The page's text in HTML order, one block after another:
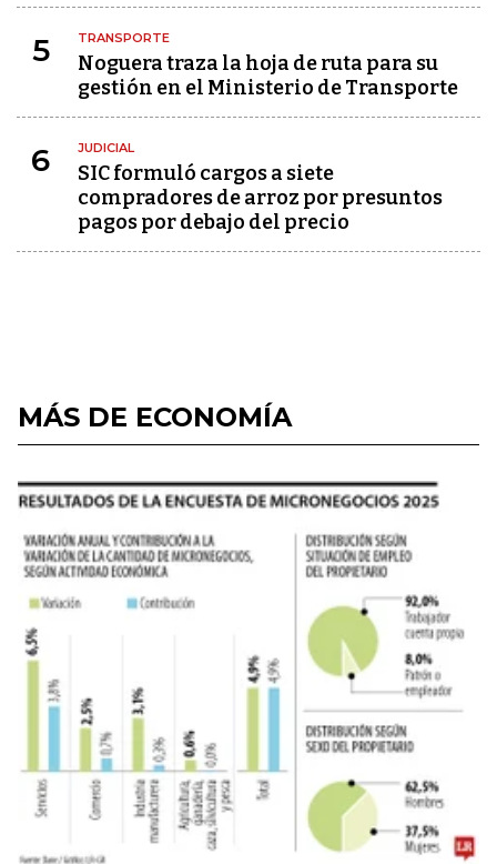
5 TRANSPORTE
Noguera traza la hoja de ruta para su
gestión en el Ministerio de Transporte
6 JUDICIAL
SIC formuló cargos a siete
compradores de arroz por presuntos
pagos por debajo del precio
MÁS DE ECONOMÍA